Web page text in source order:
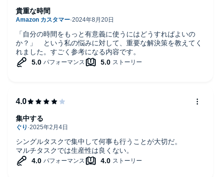
「自分の時間をもっと有意義に使うにはどうすればよいの
か？」 という私の悩みに対して、重要な解決策を教えてく
れました。すごく参考になる内容です。
貴重な時間
シングルタスクで集中して何事も行うことが大切だ。
マルチタスクでは生産性は良くない。
集中する